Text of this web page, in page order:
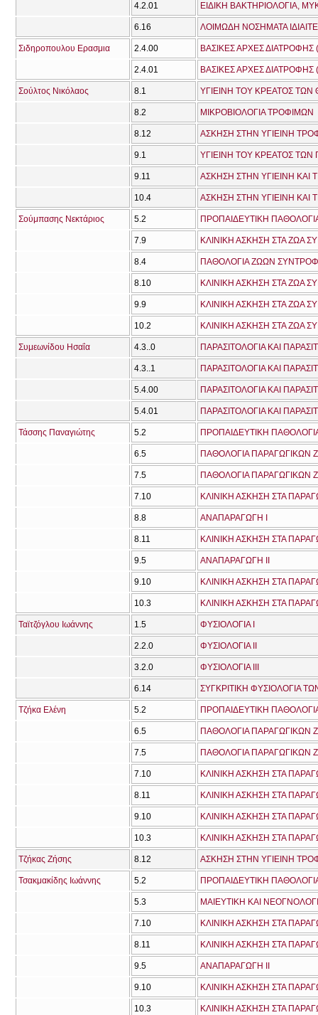
4.2.01
6.16 ΛΟΙΜΩΔΗ ΝΟΣΗΜΑΤΑ
Σιδηροπουλου Ερασμια 2.4.00 ΒΑΣΙΚΕΣ ΑΡΧΕΣ ΔΙΑΤΡΟΦΗΣ
2.4.01 ΒΑΣΙΚΕΣ ΑΡΧΕΣ ΔΙΑΤΡΟΦΗΣ
Σούλτος Νικόλαος 8.1 ΥΓΙΕΙΝΗ ΤΟΥ ΚΡΕΑΤΟΣ
8.2 ΜΙΚΡΟΒΙΟΛΟΓΙΑ ΤΡΟΦΙΜΩΝ
8.12 ΑΣΚΗΣΗ ΣΤΗΝ ΥΓΙΕΙΝΗ
9.1
9.11 ΑΣΚΗΣΗ ΣΤΗΝ ΥΓΙΕΙΝΗ
10.4 ΑΣΚΗΣΗ ΣΤΗΝ ΥΓΙΕΙΝΗ
Σούμπασης Νεκτάριος 5.2 ΠΡΟΠΑΙΔΕΥΤΙΚΗ
7.9 ΚΛΙΝΙΚΗ ΑΣΚΗΣΗ ΣΤΑ ΖΩΑ
8.4 ΠΑΘΟΛΟΓΙΑ ΖΩΩΝ
8.10 ΚΛΙΝΙΚΗ ΑΣΚΗΣΗ ΣΤΑ ΖΩΑ
9.9 ΚΛΙΝΙΚΗ ΑΣΚΗΣΗ ΣΤΑ ΖΩΑ
10.2 ΚΛΙΝΙΚΗ ΑΣΚΗΣΗ ΣΤΑ ΖΩΑ
Συμεωνίδου Ησαΐα 4.3..0 ΠΑΡΑΣΙΤΟΛΟΓΙΑ ΚΑΙ
4.3..1 ΠΑΡΑΣΙΤΟΛΟΓΙΑ ΚΑΙ
5.4.00 ΠΑΡΑΣΙΤΟΛΟΓΙΑ ΚΑΙ
5.4.01 ΠΑΡΑΣΙΤΟΛΟΓΙΑ ΚΑΙ
Τάσσης Παναγιώτης 5.2 ΠΡΟΠΑΙΔΕΥΤΙΚΗ
6.5 ΠΑΘΟΛΟΓΙΑ ΠΑΡΑΓΩΓΙΚΩΝ
7.5 ΠΑΘΟΛΟΓΙΑ ΠΑΡΑΓΩΓΙΚΩΝ
7.10 ΚΛΙΝΙΚΗ ΑΣΚΗΣΗ ΣΤΑ
8.8 ΑΝΑΠΑΡΑΓΩΓΗ Ι
8.11 ΚΛΙΝΙΚΗ ΑΣΚΗΣΗ ΣΤΑ
9.5 ΑΝΑΠΑΡΑΓΩΓΗ ΙΙ
9.10 ΚΛΙΝΙΚΗ ΑΣΚΗΣΗ ΣΤΑ
10.3 ΚΛΙΝΙΚΗ ΑΣΚΗΣΗ ΣΤΑ
Ταϊτζόγλου Ιωάννης 1.5 ΦΥΣΙΟΛΟΓΙΑ Ι
2.2.0 ΦΥΣΙΟΛΟΓΙΑ ΙΙ
3.2.0 ΦΥΣΙΟΛΟΓΙΑ ΙΙΙ
6.14 ΣΥΓΚΡΙΤΙΚΗ ΦΥΣΙΟΛΟΓΙΑ
Τζήκα Ελένη 5.2 ΠΡΟΠΑΙΔΕΥΤΙΚΗ
6.5 ΠΑΘΟΛΟΓΙΑ ΠΑΡΑΓΩΓΙΚΩΝ
7.5 ΠΑΘΟΛΟΓΙΑ ΠΑΡΑΓΩΓΙΚΩΝ
7.10 ΚΛΙΝΙΚΗ ΑΣΚΗΣΗ ΣΤΑ
8.11 ΚΛΙΝΙΚΗ ΑΣΚΗΣΗ ΣΤΑ
9.10 ΚΛΙΝΙΚΗ ΑΣΚΗΣΗ ΣΤΑ
10.3 ΚΛΙΝΙΚΗ ΑΣΚΗΣΗ ΣΤΑ
Τζήκας Ζήσης 8.12 ΑΣΚΗΣΗ ΣΤΗΝ ΥΓΙΕΙΝΗ
Τσακμακίδης Ιωάννης 5.2 ΠΡΟΠΑΙΔΕΥΤΙΚΗ
5.3 ΜΑΙΕΥΤΙΚΗ ΚΑΙ
7.10 ΚΛΙΝΙΚΗ ΑΣΚΗΣΗ ΣΤΑ
8.11 ΚΛΙΝΙΚΗ ΑΣΚΗΣΗ ΣΤΑ
9.5 ΑΝΑΠΑΡΑΓΩΓΗ ΙΙ
9.10 ΚΛΙΝΙΚΗ ΑΣΚΗΣΗ ΣΤΑ
10.3 ΚΛΙΝΙΚΗ ΑΣΚΗΣΗ ΣΤΑ